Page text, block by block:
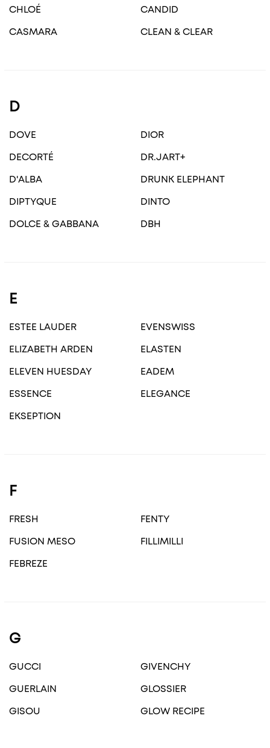
CHLOÉ
CANDID
CASMARA
CLEAN & CLEAR
D
DOVE
DIOR
DECORTÉ
DR.JART+
D'ALBA
DRUNK ELEPHANT
DIPTYQUE
DINTO
DOLCE & GABBANA
DBH
E
ESTEE LAUDER
EVENSWISS
ELIZABETH ARDEN
ELASTEN
ELEVEN HUESDAY
EADEM
ESSENCE
ELEGANCE
EKSEPTION
F
FRESH
FENTY
FUSION MESO
FILLIMILLI
FEBREZE
G
GUCCI
GIVENCHY
GUERLAIN
GLOSSIER
GISOU
GLOW RECIPE